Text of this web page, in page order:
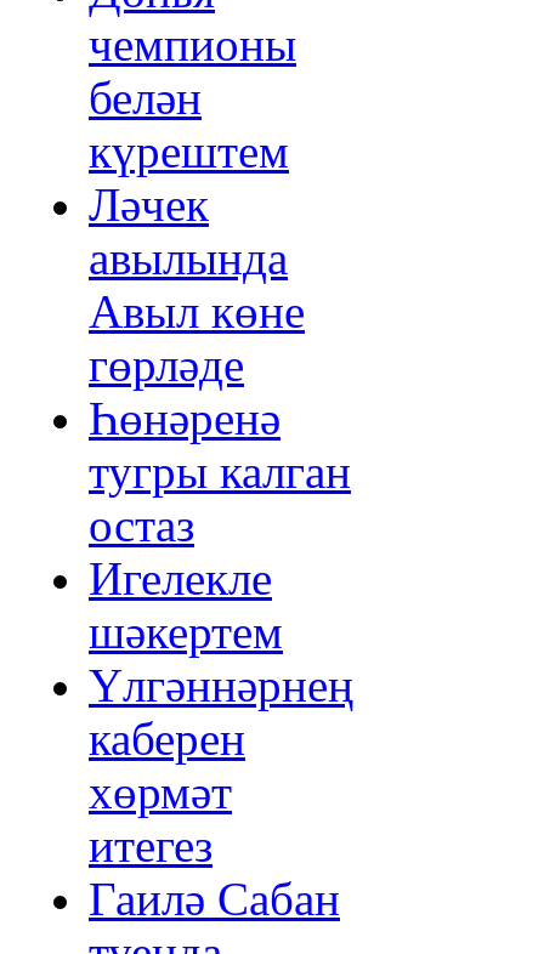
чемпионы
белән
күрештем
Ләчек
авылында
Авыл көне
гөрләде
Һөнәренә
тугры калган
остаз
Игелекле
шәкертем
Үлгәннәрнең
каберен
хөрмәт
итегез
Гаилә Сабан